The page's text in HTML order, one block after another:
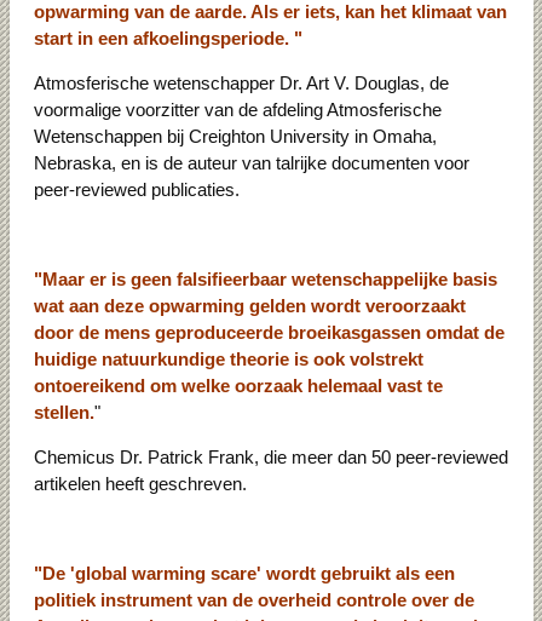
opwarming van de aarde. Als er iets, kan het klimaat van
start in een afkoelingsperiode. "
Atmosferische wetenschapper Dr. Art V. Douglas, de
voormalige voorzitter van de afdeling Atmosferische
Wetenschappen bij Creighton University in Omaha,
Nebraska, en is de auteur van talrijke documenten voor
peer-reviewed publicaties.
"Maar er is geen falsifieerbaar wetenschappelijke basis
wat aan deze opwarming gelden wordt veroorzaakt
door de mens geproduceerde broeikasgassen omdat de
huidige natuurkundige theorie is ook volstrekt
ontoereikend om welke oorzaak helemaal vast te
stellen."
Chemicus Dr. Patrick Frank, die meer dan 50 peer-reviewed
artikelen heeft geschreven.
"De 'global warming scare' wordt gebruikt als een
politiek instrument van de overheid controle over de